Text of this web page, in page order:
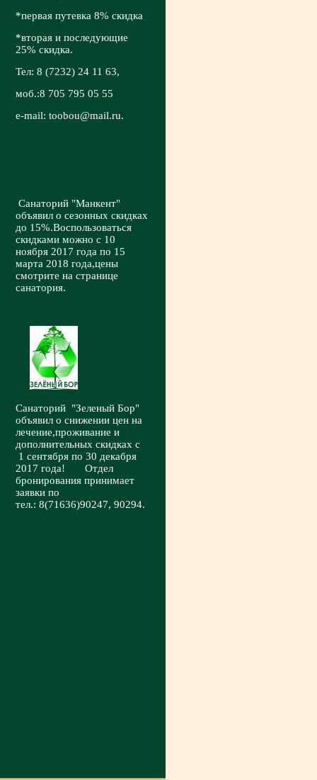
*первая путевка 8% скидка
*вторая и последующие
25% скидка.
Тел: 8 (7232) 24 11 63,
моб.:8 705 795 05 55
e-mail: toobou@mail.ru.
Санаторий "Манкент"
объявил о сезонных скидках
до 15%.Воспользоваться
скидками можно с 10
ноября 2017 года по 15
марта 2018 года,цены
смотрите на странице
санатория.
Санаторий "Зеленый Бор"
объявил о снижении цен на
лечение,проживание и
дополнительных скидках с
1 сентября по 30 декабря
2017 года! Отдел
бронирования принимает
заявки по
тел.: 8(71636)90247, 90294.